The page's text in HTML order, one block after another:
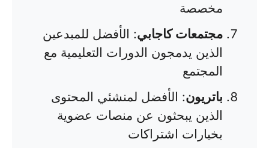
مخصصة
مجتمعات كاجابي: الأفضل للمبدعين
الذين يدمجون الدورات التعليمية مع
المجتمع
باتريون: الأفضل لمنشئي المحتوى
الذين يبحثون عن منصات عضوية
بخيارات اشتراكات